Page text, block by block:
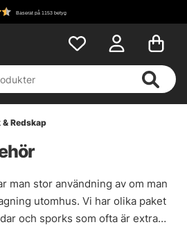
Baserat på 1153 betyg
Redskap
man stor användning av om man
utomhus. Vi har olika paket
och sporks som ofta är extra